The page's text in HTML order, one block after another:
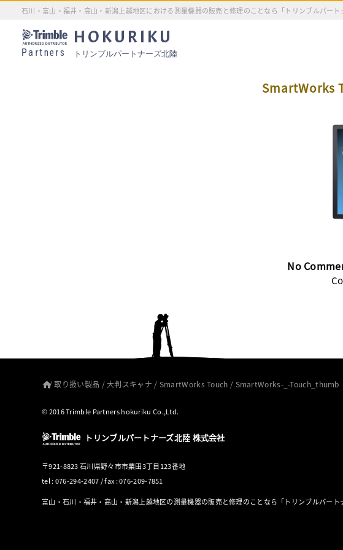
石川・富山・福井・高山・新潟上越地区における測量機器の販売と修理のことなら「トリンブルパート
Partners
HOKURIKU
トリンブルパートナーズ北陸
SmartWorks
No
/取り扱い製品 /大判スキャナ / SmartWorks Touch / SmartWorks-_-Touch_thumb
© 2016 Trimble Partners hokuriku Co.,Ltd.
トリンブルパートナーズ北陸 株式会社
〒921-8823 石川県野々市市粟田3丁目123番地
tel : 076-294-2407 / fax : 076-209-7851
富山・石川・福井・高山・新潟上越地区の測量機器の販売と修理のことなら「トリンブルパート